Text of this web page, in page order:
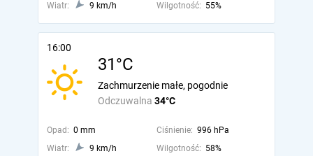
Wiatr:
9 km/h Wilgotność: 55%
16:00
31°C
Odczuwalna 34°C
Zachmurzenie małe, pogodnie
Opad: 0 mm Ciśnienie: 996 hPa
Wiatr:
9 km/h Wilgotność: 58%